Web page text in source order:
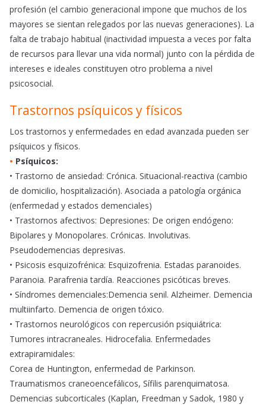
profesión (el cambio generacional impone que muchos de los
mayores se sientan relegados por las nuevas generaciones). La
falta de trabajo habitual (inactividad impuesta a veces por falta
de recursos para llevar una vida normal) junto con la pérdida de
intereses e ideales constituyen otro problema a nivel
psicosocial.
Trastornos psíquicos y físicos
Los trastornos y enfermedades en edad avanzada pueden ser
psíquicos y físicos.
• Psíquicos:
• Trastorno de ansiedad: Crónica. Situacional-reactiva (cambio
de domicilio, hospitalización). Asociada a patología orgánica
(enfermedad y estados demenciales)
• Trastornos afectivos: Depresiones: De origen endógeno:
Bipolares y Monopolares. Crónicas. Involutivas.
Pseudodemencias depresivas.
• Psicosis esquizofrénica: Esquizofrenia. Estadas paranoides.
Paranoia. Parafrenia tardía. Reacciones psicóticas breves.
• Síndromes demenciales:Demencia senil. Alzheimer. Demencia
multiinfarto. Demencia de origen tóxico.
• Trastornos neurológicos con repercusión psiquiátrica:
Tumores intracraneales. Hidrocefalia. Enfermedades
extrapiramidales:
Corea de Huntington, enfermedad de Parkinson.
Traumatismos craneoencefálicos, Sífilis parenquimatosa.
Demencias subcorticales (Kaplan, Freedman y Sadok, 1980 y